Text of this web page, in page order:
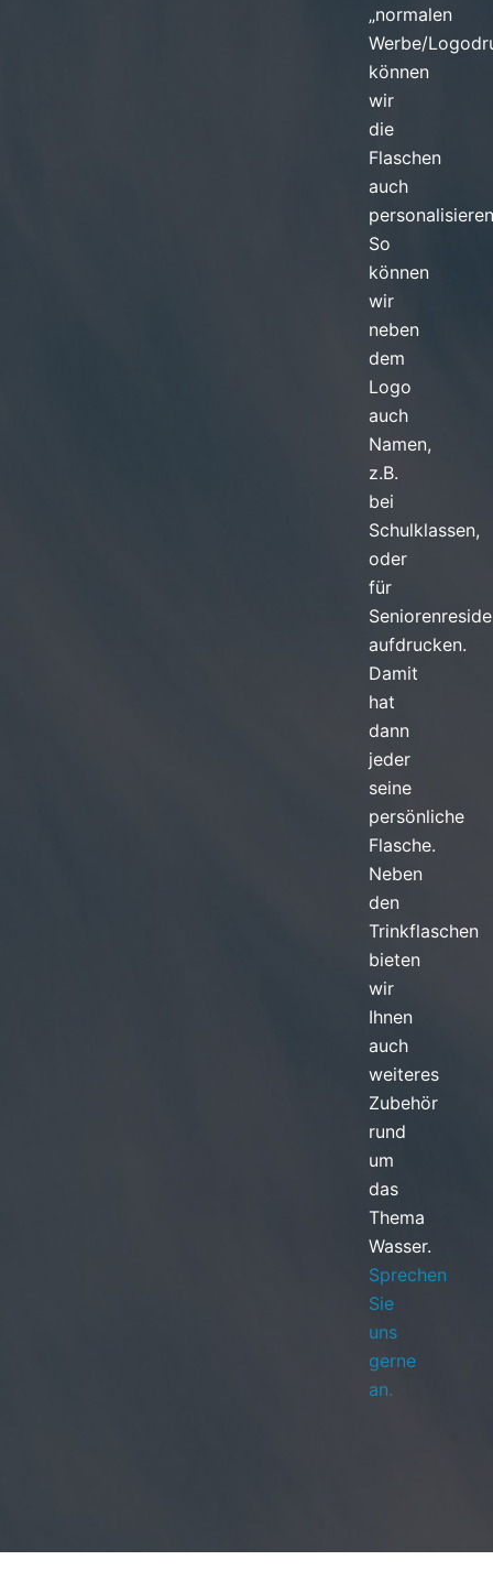
„normalen
Werbe/
können
wir
die
Flaschen
auch
So
können
wir
neben
dem
Logo
auch
Namen,
z.B.
bei
Schulklassen,
oder
für
aufdrucken.
Damit
hat
dann
jeder
seine
persönliche
Flasche.
Neben
den
Trinkflaschen
bieten
wir
Ihnen
auch
weiteres
Zubehör
rund
um
das
Thema
Wasser.
Sprechen
Sie
uns
gerne
an.